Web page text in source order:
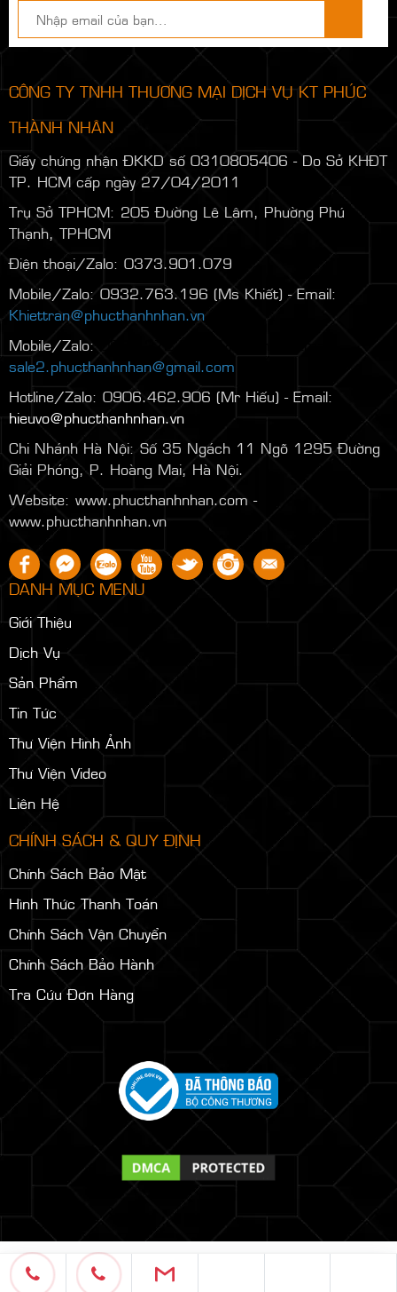
CÔNG TY TNHH THƯƠNG MẠI DỊCH VỤ KT PHÚC
THÀNH NHÂN
Giấy chứng nhận ĐKKD số 0310805406 - Do Sở KHĐT
TP. HCM cấp ngày 27/04/2011
Trụ Sở TPHCM: 205 Đường Lê Lâm, Phường Phú
Thạnh, TPHCM
Điện thoại/Zalo: 0373.901.079
Mobile/Zalo: 0932.763.196 (Ms Khiết) - Email:
Khiettran@phucthanhnhan.vn
Mobile/Zalo:
0986.272.500
sale2.phucthanhnhan@gmail.com
Hotline/Zalo: 0906.462.906 (Mr Hiếu) - Email:
hieuvo@phucthanhnhan.vn
Chi Nhánh Hà Nội: Số 35 Ngách 11 Ngõ 1295 Đường
Giải Phóng, P. Hoàng Mai, Hà Nội.
Website: www.phucthanhnhan.com -
www.phucthanhnhan.vn
DANH MỤC MENU
Giới Thiệu
Dịch Vụ
Sản Phẩm
Tin Tức
Thư Viện Hình Ảnh
Thư Viện Video
Liên Hệ
CHÍNH SÁCH & QUY ĐỊNH
Chính Sách Bảo Mật
Hình Thức Thanh Toán
Chính Sách Vận Chuyển
Chính Sách Bảo Hành
Tra Cứu Đơn Hàng
Copyright © 2021. Bản quyền 2011- 2025
Events & Media. All Rights Reserved